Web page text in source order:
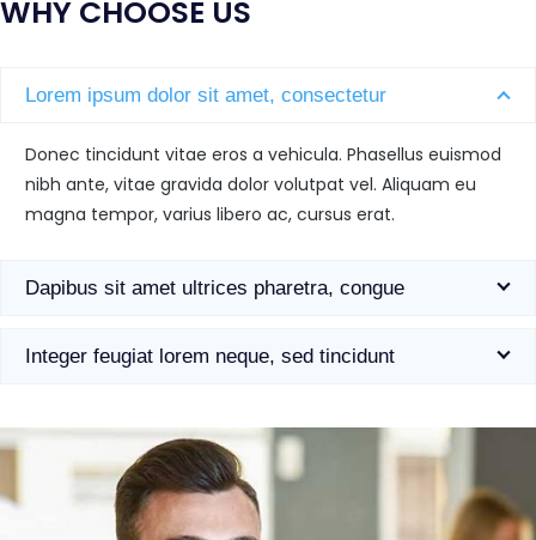
WHY CHOOSE US
Lorem ipsum dolor sit amet, consectetur
Donec tincidunt vitae eros a vehicula. Phasellus euismod
nibh ante, vitae gravida dolor volutpat vel. Aliquam eu
magna tempor, varius libero ac, cursus erat.
Dapibus sit amet ultrices pharetra, congue
Integer feugiat lorem neque, sed tincidunt